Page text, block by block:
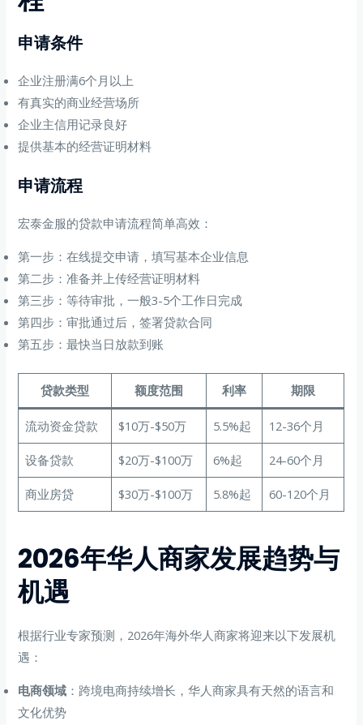
申请条件
企业注册满6个月以上
有真实的商业经营场所
企业主信用记录良好
提供基本的经营证明材料
申请流程
宏泰金服的贷款申请流程简单高效：
第一步：在线提交申请，填写基本企业信息
第二步：准备并上传经营证明材料
第三步：等待审批，一般3-5个工作日完成
第四步：审批通过后，签署贷款合同
第五步：最快当日放款到账
贷款类型 额度范围 利率 期限
流动资金贷款 $10万-$50万 5.5%起 12-36个月
设备贷款 $20万-$100万 6%起 24-60个月
商业房贷 $30万-$100万 5.8%起 60-120个月
2026年华人商家发展趋势与
机遇
根据行业专家预测，2026年海外华人商家将迎来以下发展机
遇：
电商领域 ：跨境电商持续增长，华人商家具有天然的语言和
文化优势